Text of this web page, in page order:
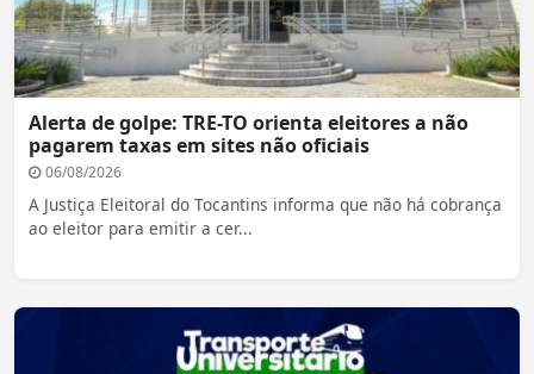
Alerta de golpe: TRE-TO orienta eleitores a não
pagarem taxas em sites não oficiais
06/08/2026
A Justiça Eleitoral do Tocantins informa que não há cobrança
ao eleitor para emitir a cer...